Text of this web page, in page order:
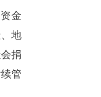
金
地
捐
管